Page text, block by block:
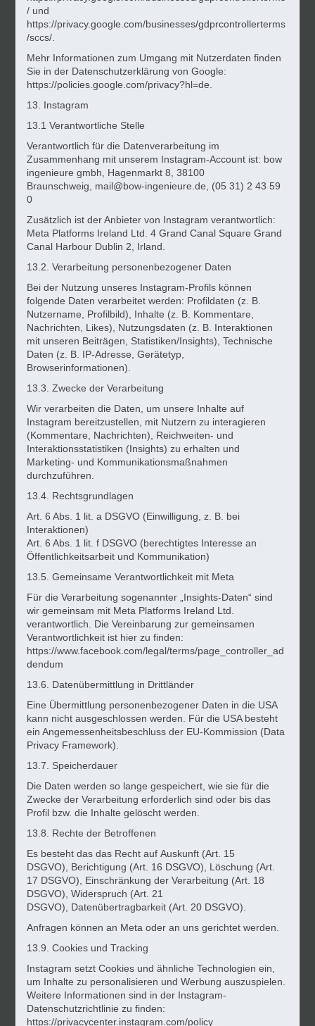
/ und
https://privacy.google.com/businesses/gdprcontrollerterms
/sccs/.
Mehr Informationen zum Umgang mit Nutzerdaten finden
Sie in der Datenschutzerklärung von Google:
https://policies.google.com/privacy?hl=de.
13. Instagram
13.1 Verantwortliche Stelle
Verantwortlich für die Datenverarbeitung im
Zusammenhang mit unserem Instagram-Account ist: bow
ingenieure gmbh, Hagenmarkt 8, 38100
Braunschweig, mail@bow-ingenieure.de , (05 31) 2 43 59
0
Zusätzlich ist der Anbieter von Instagram verantwortlich:
Meta Platforms Ireland Ltd. 4 Grand Canal Square Grand
Canal Harbour Dublin 2, Irland.
13.2. Verarbeitung personenbezogener Daten
Bei der Nutzung unseres Instagram-Profils können
folgende Daten verarbeitet werden: Profildaten (z. B.
Nutzername, Profilbild), Inhalte (z. B. Kommentare,
Nachrichten, Likes), Nutzungsdaten (z. B. Interaktionen
mit unseren Beiträgen, Statistiken/Insights), Technische
Daten (z. B. IP-Adresse, Gerätetyp,
Browserinformationen).
13.3. Zwecke der Verarbeitung
Wir verarbeiten die Daten, um unsere Inhalte auf
Instagram bereitzustellen, mit Nutzern zu interagieren
(Kommentare, Nachrichten), Reichweiten- und
Interaktionsstatistiken (Insights) zu erhalten und
Marketing- und Kommunikationsmaßnahmen
durchzuführen.
13.4. Rechtsgrundlagen
Art. 6 Abs. 1 lit. a DSGVO (Einwilligung, z. B. bei
Interaktionen)
Art. 6 Abs. 1 lit. f DSGVO (berechtigtes Interesse an
Öffentlichkeitsarbeit und Kommunikation)
13.5. Gemeinsame Verantwortlichkeit mit Meta
Für die Verarbeitung sogenannter „Insights-Daten“ sind
wir gemeinsam mit Meta Platforms Ireland Ltd.
verantwortlich. Die Vereinbarung zur gemeinsamen
Verantwortlichkeit ist hier zu finden:
https://www.facebook.com/legal/terms/page_controller_ad
dendum
13.6. Datenübermittlung in Drittländer
Eine Übermittlung personenbezogener Daten in die USA
kann nicht ausgeschlossen werden. Für die USA besteht
ein Angemessenheitsbeschluss der EU-Kommission (Data
Privacy Framework).
13.7. Speicherdauer
Die Daten werden so lange gespeichert, wie sie für die
Zwecke der Verarbeitung erforderlich sind oder bis das
Profil bzw. die Inhalte gelöscht werden.
13.8. Rechte der Betroffenen
Es besteht das das Recht aufAuskunft (Art. 15
DSGVO)
Berichtigung (Art. 16 DSGVO)
Löschung (Art.
17 DSGVO)
Einschränkung der Verarbeitung (Art. 18
DSGVO) ,Widerspruch (Art. 21
DSGVO)
Datenübertragbarkeit (Art. 20 DSGVO).
Anfragen können an Meta oder an uns gerichtet werden.
13.9. Cookies und Tracking
Instagram setzt Cookies und ähnliche Technologien ein,
um Inhalte zu personalisieren und Werbung auszuspielen.
Weitere Informationen sind in der Instagram-
Datenschutzrichtlinie zu finden:
https://privacycenter.instagram.com/policy